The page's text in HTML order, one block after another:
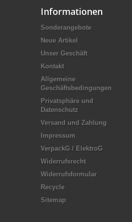
Informationen
Sonderangebote
Neue Artikel
Unser Geschäft
Kontakt
Allgemeine
Geschäftsbedingungen
Privatsphäre und
Datenschutz
Versand und Zahlung
Impressum
VerpackG / ElektroG
Widerrufsrecht
Widerrufsformular
Recycle
Sitemap